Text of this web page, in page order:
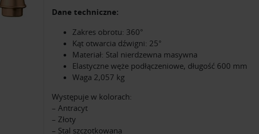
Dane techniczne:
Zakres obrotu: 360°
Kąt otwarcia dźwigni: 25°
Materiał: Stal nierdzewna masywna
Elastyczne węże podłączeniowe, długość 600 mm
Waga 2,057 kg
Występuje w kolorach:
– Antracyt
– Złoty
– Stal szczotkowana